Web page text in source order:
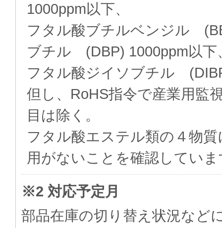
1000ppm以下、
フタル酸ブチルベンジル
ブチル (DBP) 1000ppm以下
フタル酸ジイソブチル
但し、RoHS指令で産業用監
目は除く。
フタル酸エステル類の４物
用がないことを確認してい
※2 対応予定月
部品在庫の切り替え状況など